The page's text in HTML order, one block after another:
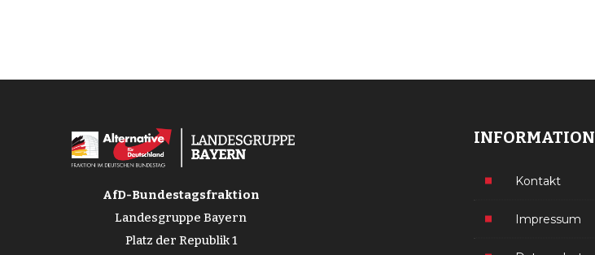
AfD-Bundestagsfraktion
Landesgruppe Bayern
Platz der Republik 1
INFORMATION
Kontakt
Impressum